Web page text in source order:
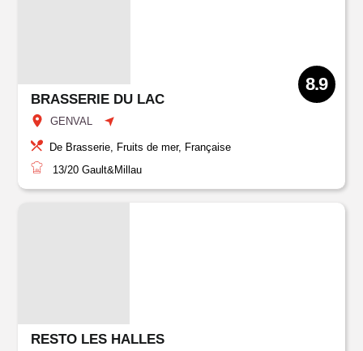
BRASSERIE DU LAC
GENVAL
8.9
De Brasserie, Fruits de mer, Française
13/20 Gault&Millau
RESTO LES HALLES